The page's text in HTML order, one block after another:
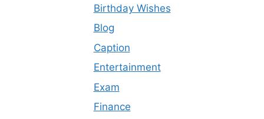
Birthday Wishes
Blog
Caption
Entertainment
Exam
Finance